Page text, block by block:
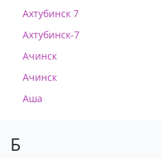
Ахтубинск 7
Ахтубинск-7
Ачинск
Ачинск
Аша
Б